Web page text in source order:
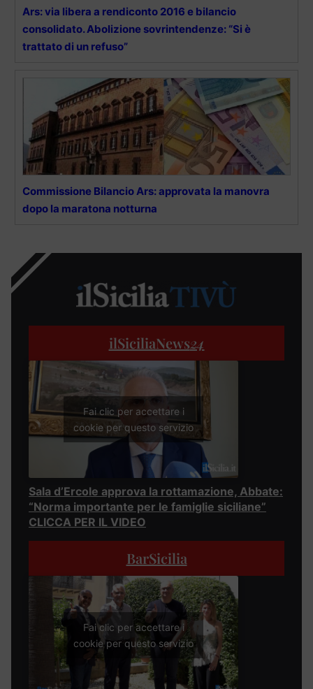
Ars: via libera a rendiconto 2016 e bilancio
consolidato. Abolizione sovrintendenze: “Si è
trattato di un refuso”
Commissione Bilancio Ars: approvata la manovra
dopo la maratona notturna
ilSiciliaNews24
Fai clic per accettare i
cookie per questo servizio
Sala d’Ercole approva la rottamazione, Abbate:
“Norma importante per le famiglie siciliane”
CLICCA PER IL VIDEO
BarSicilia
Fai clic per accettare i
cookie per questo servizio